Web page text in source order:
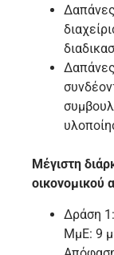
Μέγιστη
οικονομικού
Δράση
ΜμΕ: 9